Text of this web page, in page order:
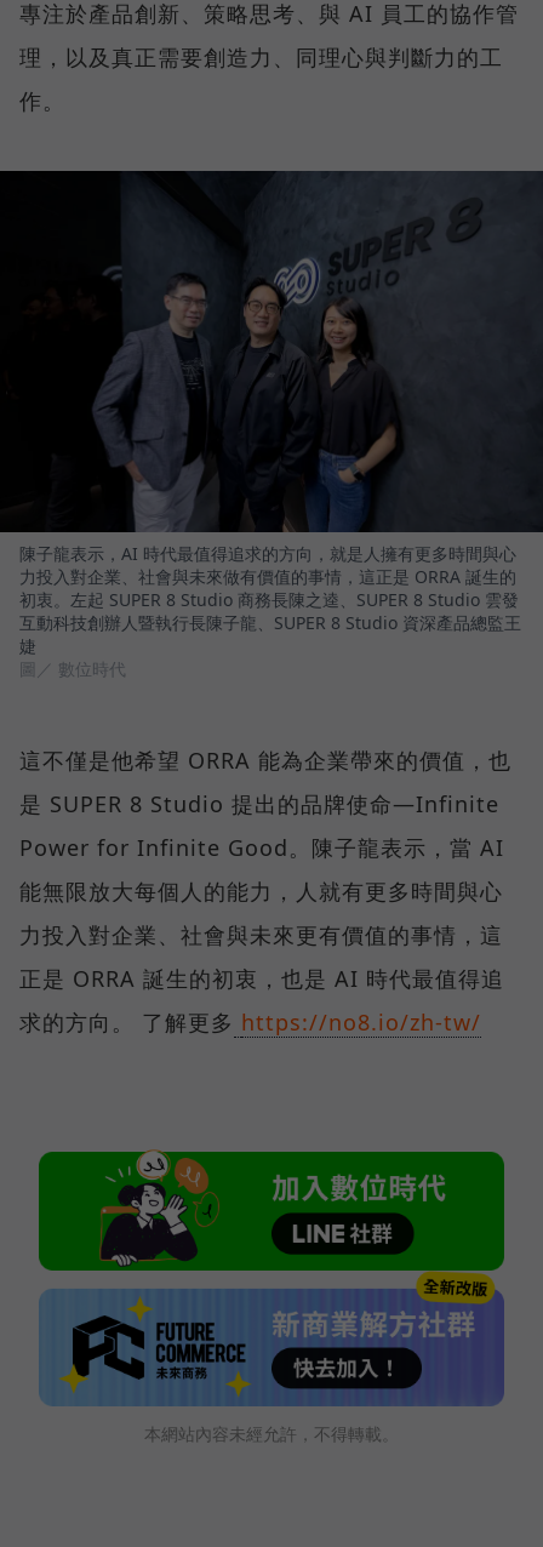
專注於產品創新、策略思考、與 AI 員工的協作管
理，以及真正需要創造力、同理心與判斷力的工
作。
陳子龍表示，AI 時代最值得追求的方向，就是人擁有更多時間與心
力投入對企業、社會與未來做有價值的事情，這正是 ORRA 誕生的
初衷。左起 SUPER 8 Studio 商務長陳之逵、SUPER 8 Studio 雲發
互動科技創辦人暨執行長陳子龍、SUPER 8 Studio 資深產品總監王
婕
圖／ 數位時代
這不僅是他希望 ORRA 能為企業帶來的價值，也
是 SUPER 8 Studio 提出的品牌使命—Infinite
Power for Infinite Good。陳子龍表示，當 AI
能無限放大每個人的能力，人就有更多時間與心
力投入對企業、社會與未來更有價值的事情，這
正是 ORRA 誕生的初衷，也是 AI 時代最值得追
求的方向。 了解更多 https://no8.io/zh-tw/
本網站內容未經允許，不得轉載。